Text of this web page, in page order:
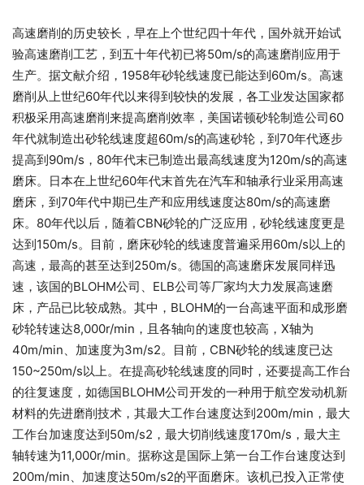
高速磨削的历史较长，早在上个世纪四十年代，国外就开始试
验高速磨削工艺，到五十年代初已将50m/s的高速磨削应用于
生产。据文献介绍，1958年砂轮线速度已能达到60m/s。高速
磨削从上世纪60年代以来得到较快的发展，各工业发达国家都
积极采用高速磨削来提高磨削效率，美国诺顿砂轮制造公司60
年代就制造出砂轮线速度超60m/s的高速砂轮，到70年代逐步
提高到90m/s，80年代末已制造出最高线速度为120m/s的高速
磨床。日本在上世纪60年代末首先在汽车和轴承行业采用高速
磨床，到70年代中期已生产和应用线速度达80m/s的高速磨
床。80年代以后，随着CBN砂轮的广泛应用，砂轮线速度更是
达到150m/s。目前，磨床砂轮的线速度普遍采用60m/s以上的
高速，最高的甚至达到250m/s。德国的高速磨床发展同样迅
速，该国的BLOHM公司、ELB公司等厂家均大力发展高速磨
床，产品已比较成熟。其中，BLOHM的一台高速平面和成形磨
砂轮转速达8,000r/min，且各轴向的速度也较高，X轴为
40m/min、加速度为3m/s2。目前，CBN砂轮的线速度已达
150~250m/s以上。在提高砂轮线速度的同时，还要提高工作台
的往复速度，如德国BLOHM公司开发的一种用于航空发动机新
材料的先进磨削技术，其最大工作台速度达到200m/min，最大
工作台加速度达到50m/s2，最大切削线速度170m/s，最大主
轴转速为11,000r/min。据称这是国际上第一台工作台速度达到
200m/min、加速度达50m/s2的平面磨床。该机已投入正常使